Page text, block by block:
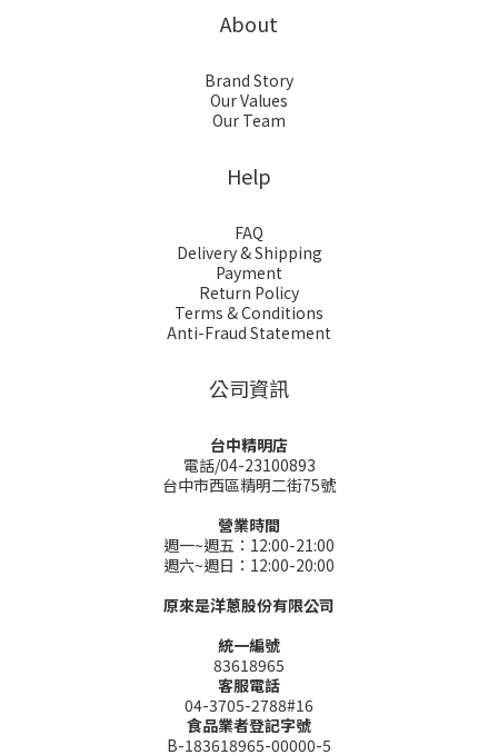
About
Brand Story
Our Values
Our Team
Help
FAQ
Delivery & Shipping
Payment
Return Policy
Terms & Conditions
Anti-Fraud Statement
公司資訊
台中精明店
電話/04-23100893
台中市西區精明二街75號
營業時間
週一~週五：12:00-21:00
週六~週日：12:00-20:00
原來是洋蔥股份有限公司
統一編號
83618965
客服電話
04-3705-2788#16
食品業者登記字號
B-183618965-00000-5